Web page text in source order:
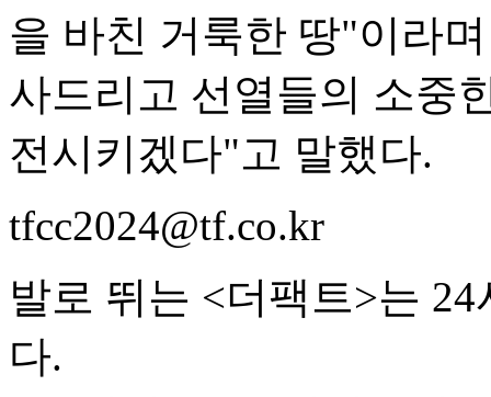
을 바친 거룩한 땅"이라
사드리고 선열들의 소중
전시키겠다"고 말했다.
tfcc2024@tf.co.kr
발로 뛰는 <더팩트>는
다.